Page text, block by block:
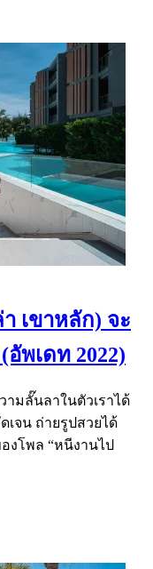
เขาหลัก) จะ
พเดท 2022)
มลั๊นลาในตัวเราได้
เจน ถ่ายรูปสวยได้
งโพล “หนีงานไป